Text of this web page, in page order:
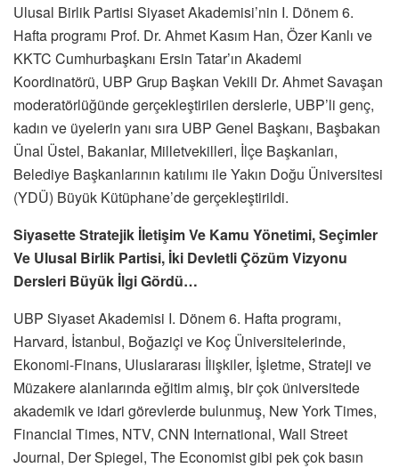
Ulusal Birlik Partisi Siyaset Akademisi’nin I. Dönem 6.
Hafta programı Prof. Dr. Ahmet Kasım Han, Özer Kanlı ve
KKTC Cumhurbaşkanı Ersin Tatar’ın Akademi
Koordinatörü, UBP Grup Başkan Vekili Dr. Ahmet Savaşan
moderatörlüğünde gerçekleştirilen derslerle, UBP’li genç,
kadın ve üyelerin yanı sıra UBP Genel Başkanı, Başbakan
Ünal Üstel, Bakanlar, Milletvekilleri, İlçe Başkanları,
Belediye Başkanlarının katılımı ile Yakın Doğu Üniversitesi
(YDÜ) Büyük Kütüphane’de gerçekleştirildi.
Siyasette Stratejik İletişim Ve Kamu Yönetimi, Seçimler
Ve Ulusal Birlik Partisi, İki Devletli Çözüm Vizyonu
Dersleri Büyük İlgi Gördü…
UBP Siyaset Akademisi I. Dönem 6. Hafta programı,
Harvard, İstanbul, Boğaziçi ve Koç Üniversitelerinde,
Ekonomi-Finans, Uluslararası İlişkiler, İşletme, Strateji ve
Müzakere alanlarında eğitim almış, bir çok üniversitede
akademik ve idari görevlerde bulunmuş, New York Times,
Financial Times, NTV, CNN International, Wall Street
Journal, Der Spiegel, The Economist gibi pek çok basın